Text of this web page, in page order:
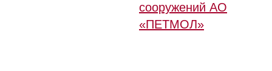
сооружений АО
«ПЕТМОЛ»